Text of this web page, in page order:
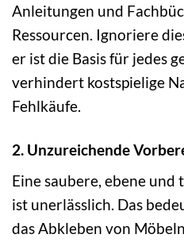
Anleitungen und
Ressourcen. Ignoriere
er ist die Basis für jedes
verhindert kostspielige
Fehlkäufe.
2. Unzureichende
Eine saubere, ebene
ist unerlässlich. Das
das Abkleben von